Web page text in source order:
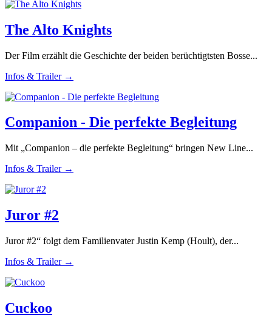
The Alto Knights
Der Film erzählt die Geschichte der beiden berüchtigtsten Bosse...
Infos & Trailer →
Companion - Die perfekte Begleitung
Mit „Companion – die perfekte Begleitung“ bringen New Line...
Infos & Trailer →
Juror #2
Juror #2“ folgt dem Familienvater Justin Kemp (Hoult), der...
Infos & Trailer →
Cuckoo